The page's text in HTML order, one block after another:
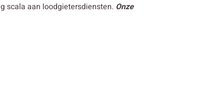
scala aan loodgietersdiensten. Onze